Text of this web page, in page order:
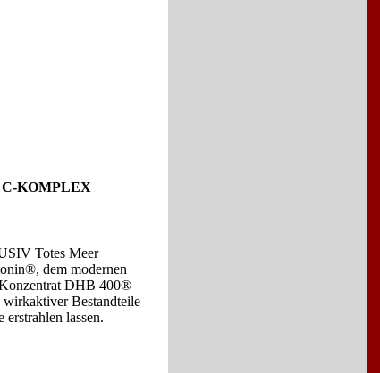
KOMPLEX
Totes Meer
dem modernen
DHB 400®
wirkaktiver Bestandteile
lassen.